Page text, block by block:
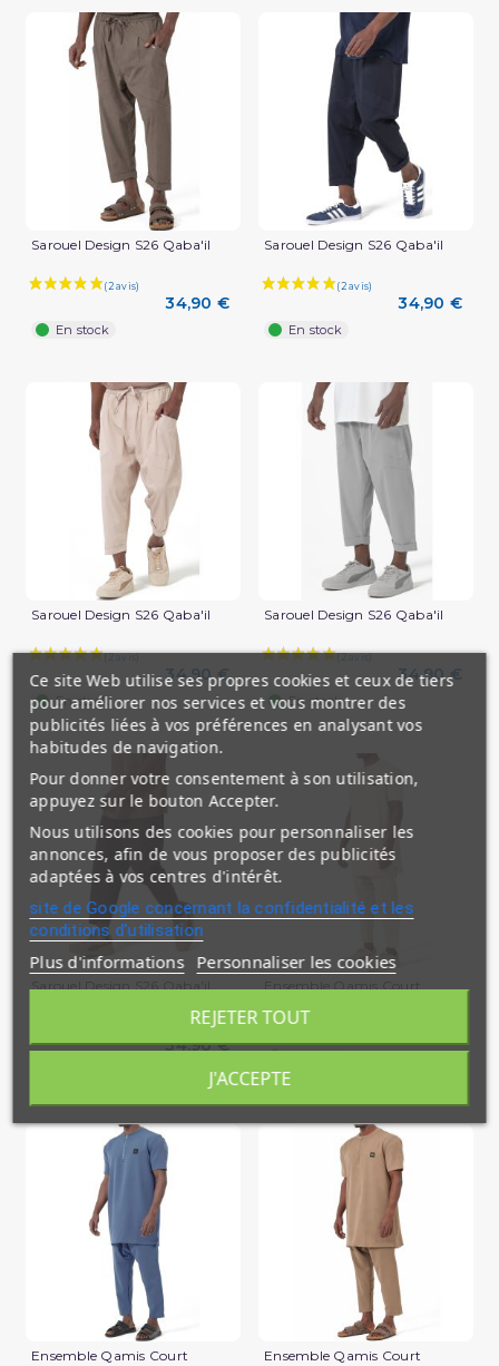
(1 avis)
Sarouel Design S26 Qaba'il
34,90 €
En stock
Sarouel Design S26 Qaba'il
34,90 €
En stock
Sarouel Design S26 Qaba'il
34,90 €
En stock
Sarouel Design S26 Qaba'il
34,90 €
En stock
34,90 €
En stock
Ensemble Qamis Court
Ensemble Qamis Court
Ce site Web utilise ses propres cookies et ceux de tiers
pour améliorer nos services et vous montrer des
publicités liées à vos préférences en analysant vos
habitudes de navigation.
Pour donner votre consentement à son utilisation,
appuyez sur le bouton Accepter.
Nous utilisons des cookies pour personnaliser les
annonces, afin de vous proposer des publicités
adaptées à vos centres d'intérêt.
site de Google concernant la confidentialité et les
conditions d'utilisation
Plus d'informations Personnaliser les cookies
REJETER TOUT
J'ACCEPTE